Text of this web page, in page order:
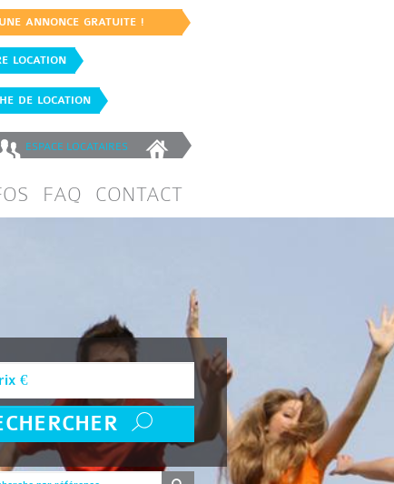
ANNONCE GRATUITE !
LOCATION
DE LOCATION
ESPACE LOCATAIRES
FAQ CONTACT